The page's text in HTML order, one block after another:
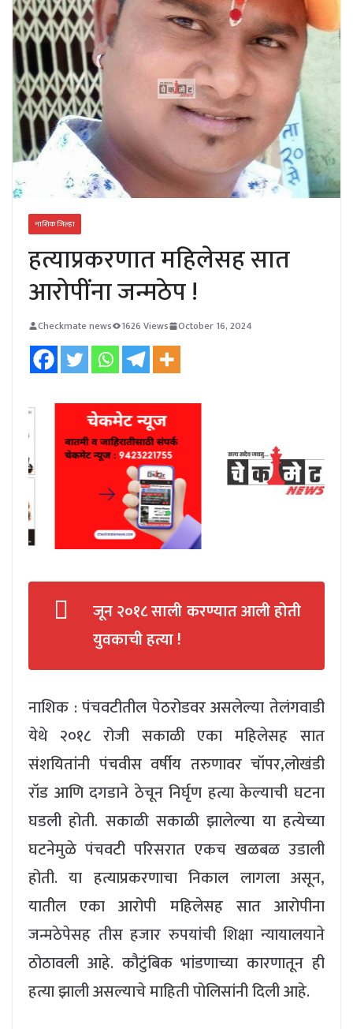
नाशिक जिल्हा
हत्याप्रकरणात महिलेसह सात
आरोपींना जन्मठेप !
Checkmate news 1626 Views October 16, 2024
जून २०१८ साली करण्यात आली होती
युवकाची हत्या !
नाशिक : पंचवटीतील पेठरोडवर असलेल्या तेलंगवाडी
येथे २०१८ रोजी सकाळी एका महिलेसह सात
संशयितांनी पंचवीस वर्षीय तरुणावर चॉपर,लोखंडी
रॉड आणि दगडाने ठेचून निर्घृण हत्या केल्याची घटना
घडली होती. सकाळी सकाळी झालेल्या या हत्येच्या
घटनेमुळे पंचवटी परिसरात एकच खळबळ उडाली
होती. या हत्याप्रकरणाचा निकाल लागला असून,
यातील एका आरोपी महिलेसह सात आरोपीना
जन्मठेपेसह तीस हजार रुपयांची शिक्षा न्यायालयाने
ठोठावली आहे. कौटुंबिक भांडणाच्या कारणातून ही
हत्या झाली असल्याचे माहिती पोलिसांनी दिली आहे.